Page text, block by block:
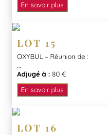
En savoir plus
LOT 15
OXYBUL – Réunion de :
...
Adjugé à : 80 €
En savoir plus
LOT 16